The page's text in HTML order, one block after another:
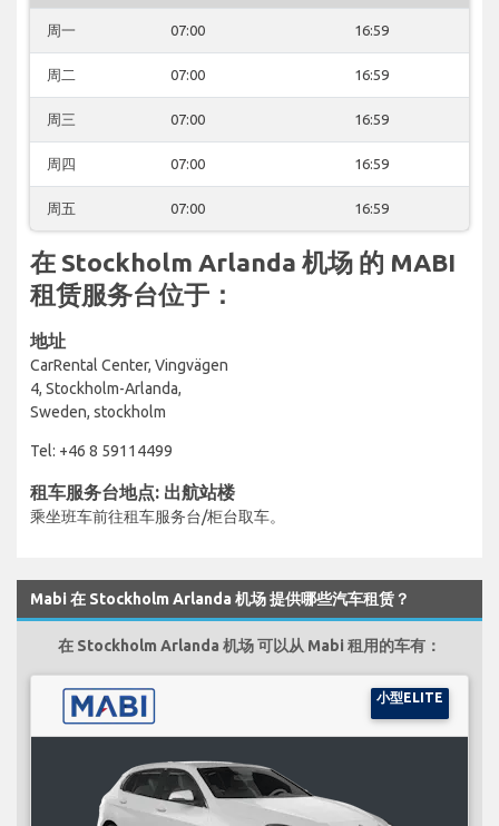
周一 07:00 16:59
周二 07:00 16:59
周三 07:00 16:59
周四 07:00 16:59
周五 07:00 16:59
在 Stockholm Arlanda 机场 的 MABI
租赁服务台位于：
地址
CarRental Center, Vingvägen
4, Stockholm-Arlanda,
Sweden, stockholm
Tel: +46 8 59114499
租车服务台地点: 出航站楼
乘坐班车前往租车服务台/柜台取车。
Mabi 在 Stockholm Arlanda 机场 提供哪些汽车租赁？
在 Stockholm Arlanda 机场 可以从 Mabi 租用的车有：
小型ELITE